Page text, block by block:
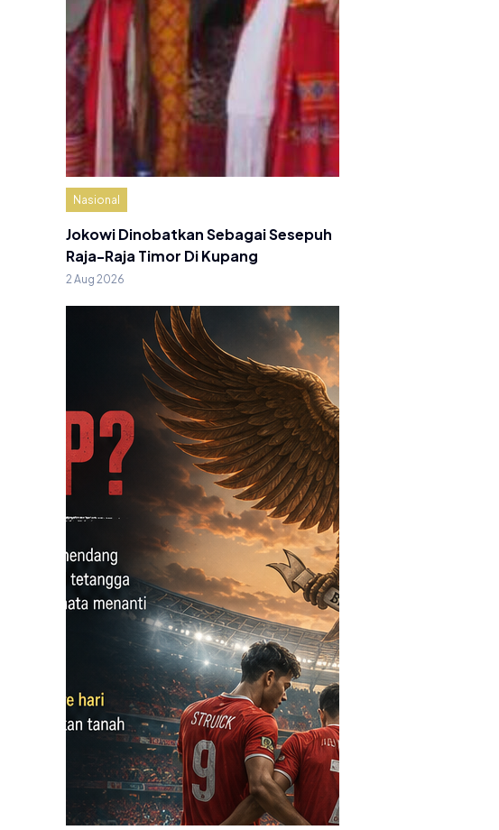
Nasional
Jokowi Dinobatkan Sebagai Sesepuh
Raja-Raja Timor Di Kupang
2 Aug 2026